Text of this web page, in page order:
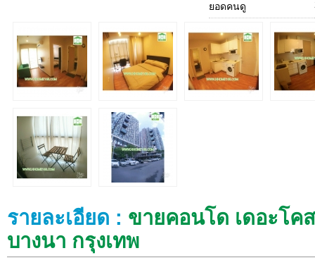
ยอดคนดู
รายละเอียด : ขายคอนโด เดอะโ
บางนา กรุงเทพ